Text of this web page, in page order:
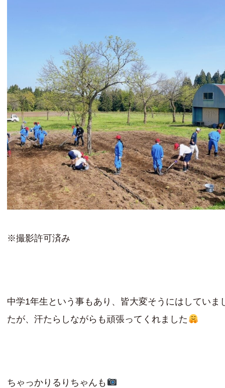
※撮影許可済み
中学1年生という事もあり、皆大変そうにはしていま
たが、汗たらしながらも頑張ってくれました
ちゃっかりるりちゃんも